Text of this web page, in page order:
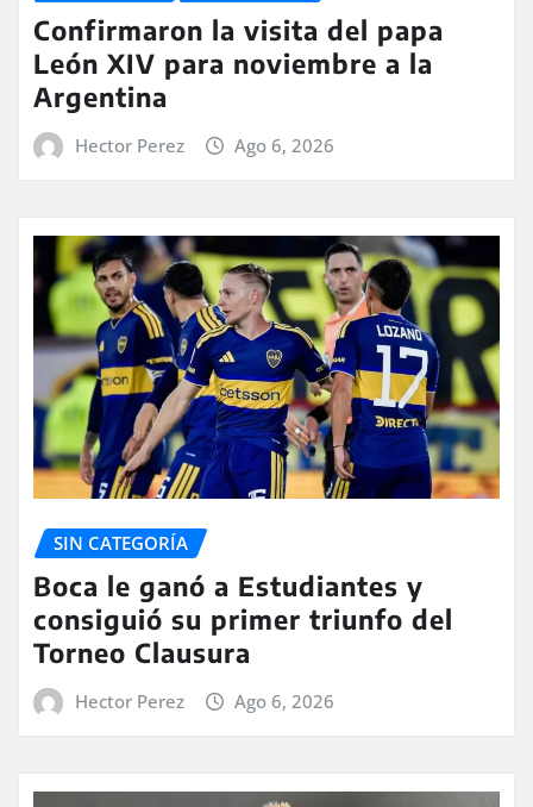
Confirmaron la visita del papa
León XIV para noviembre a la
Argentina
Hector Perez Ago 6, 2026
SIN CATEGORÍA
Boca le ganó a Estudiantes y
consiguió su primer triunfo del
Torneo Clausura
Hector Perez Ago 6, 2026